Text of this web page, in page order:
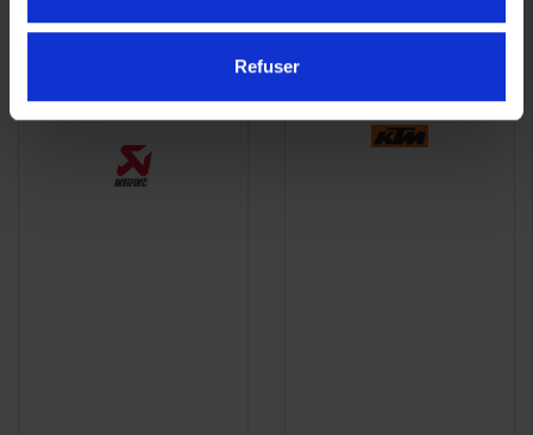
Refuser
Silencieux Akrapovic
pour KTM 790/890
1 198,98 €
Support de valises KTM
790/890 Adventure
APERÇU
APERÇU